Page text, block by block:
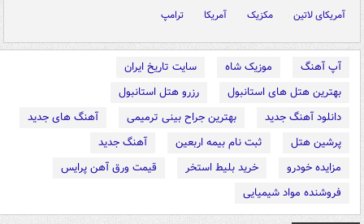
آمریکای لاتین
مکزیک آمریکا ترامپ
آپ آهنگ موزیک شاه
سایت تاریخ ایران
بهترین هتل های استانبول
رزرو هتل استانبول
دانلود آهنگ جدید
بهترین جراح بینی ترمیمی
آهنگ های جدید
پرشین هتل
ثبت نام بیمه اربعین
آهنگ جدید
مزایده خودرو
خرید بلیط استخر
قیمت ورق آهن پرایس
فروشنده مواد شیمیایی